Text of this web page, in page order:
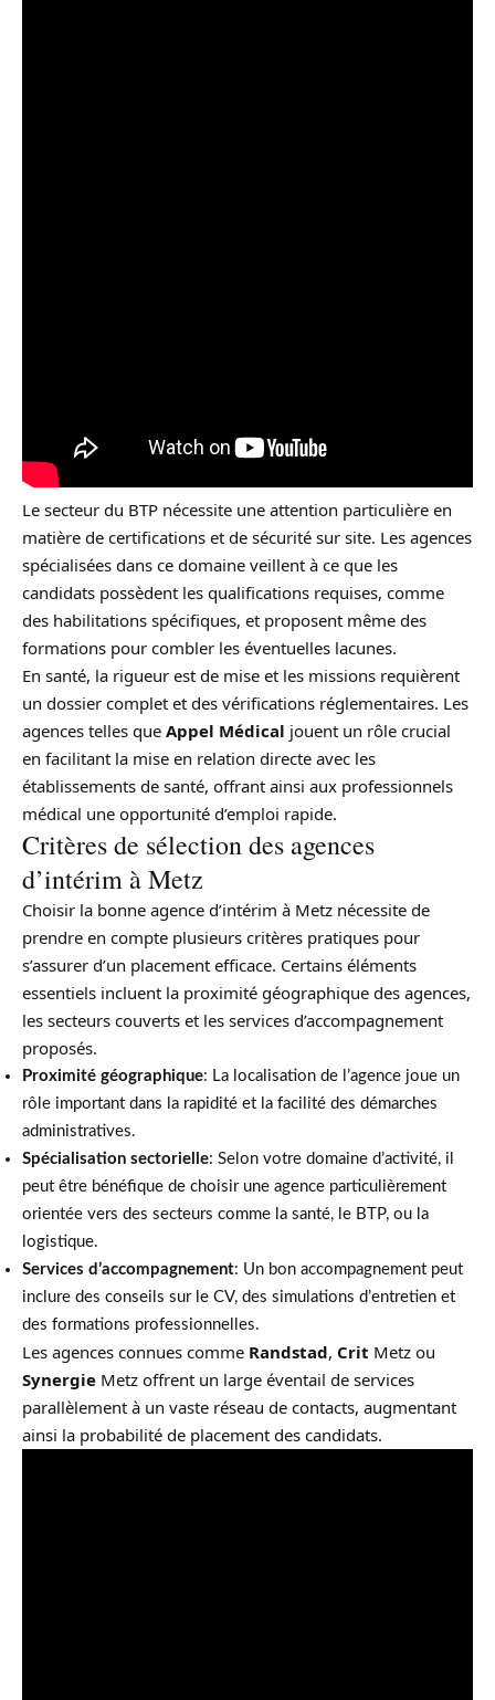
Le secteur du BTP nécessite une attention particulière en
matière de certifications et de sécurité sur site. Les agences
spécialisées dans ce domaine veillent à ce que les
candidats possèdent les qualifications requises, comme
des habilitations spécifiques, et proposent même des
formations pour combler les éventuelles lacunes.
En santé, la rigueur est de mise et les missions requièrent
un dossier complet et des vérifications réglementaires. Les
agences telles que Appel Médical jouent un rôle crucial
en facilitant la mise en relation directe avec les
établissements de santé, offrant ainsi aux professionnels
médical une opportunité d’emploi rapide.
Critères de sélection des agences
d’intérim à Metz
Choisir la bonne agence d’intérim à Metz nécessite de
prendre en compte plusieurs critères pratiques pour
s’assurer d’un placement efficace. Certains éléments
essentiels incluent la proximité géographique des agences,
les secteurs couverts et les services d’accompagnement
proposés.
Proximité géographique: La localisation de l’agence joue un
rôle important dans la rapidité et la facilité des démarches
administratives.
Spécialisation sectorielle: Selon votre domaine d’activité, il
peut être bénéfique de choisir une agence particulièrement
orientée vers des secteurs comme la santé, le BTP, ou la
logistique.
Services d’accompagnement: Un bon accompagnement peut
inclure des conseils sur le CV, des simulations d’entretien et
des formations professionnelles.
Les agences connues comme Randstad, Crit Metz ou
Synergie Metz offrent un large éventail de services
parallèlement à un vaste réseau de contacts, augmentant
ainsi la probabilité de placement des candidats.